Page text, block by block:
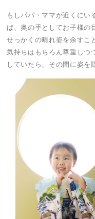
もしパパ・ママが近くにい
ば、奥の手としてお子様の
せっかくの晴れ姿を余すこ
気持ちはもちろん尊重しつ
していたら、その間に姿を